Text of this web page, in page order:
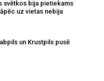
svētkos bija pietiekams
uz vietas nebija
un Krustpils pusē